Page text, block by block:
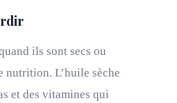
ils sont secs ou
nutrition. L’huile sèche
et des vitamines qui